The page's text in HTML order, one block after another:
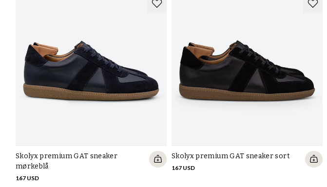
Skolyx premium GAT sneaker
mørkeblå
167 USD
Skolyx premium GAT sneaker sort
167 USD